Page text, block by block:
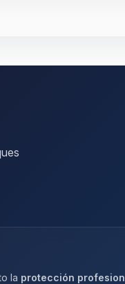
la protección